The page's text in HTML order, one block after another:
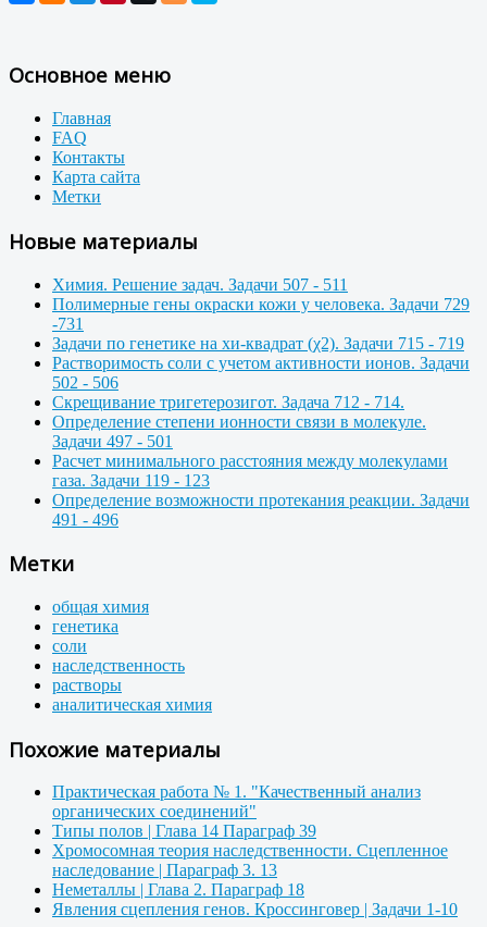
Основное меню
Главная
FAQ
Контакты
Карта сайта
Метки
Новые материалы
Химия. Решение задач. Задачи 507 - 511
Полимерные гены окраски кожи у человека. Задачи 729
-731
Задачи по генетике на хи-квадрат (χ2). Задачи 715 - 719
Растворимость соли с учетом активности ионов. Задачи
502 - 506
Скрещивание тригетерозигот. Задача 712 - 714.
Определение степени ионности связи в молекуле.
Задачи 497 - 501
Расчет минимального расстояния между молекулами
газа. Задачи 119 - 123
Определение возможности протекания реакции. Задачи
491 - 496
Метки
общая химия
генетика
соли
наследственность
растворы
аналитическая химия
Похожие материалы
Практическая работа № 1. "Качественный анализ
органических соединений"
Типы полов | Глава 14 Параграф 39
Хромосомная теория наследственности. Сцепленное
наследование | Параграф 3. 13
Неметаллы | Глава 2. Параграф 18
Явления сцепления генов. Кроссинговер | Задачи 1-10